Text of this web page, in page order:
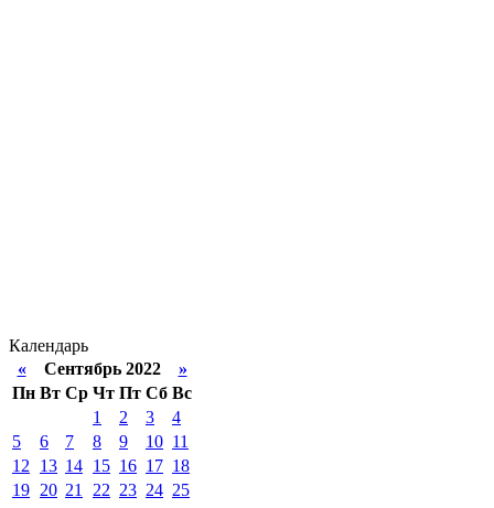
Календарь
«Сентябрь 2022 »
Пн Вт Ср Чт Пт Сб Вс
1
2 3
4
5
6 7 8 9 10 11
12
13 14 15 16 17 18
19 20 21 22 23 24 25